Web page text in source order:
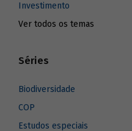
Investimento
Ver todos os temas
Séries
Biodiversidade
COP
Estudos especiais